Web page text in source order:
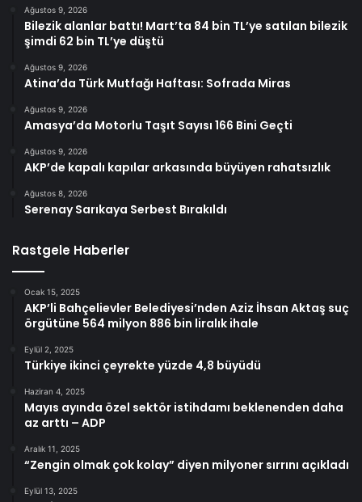
Ağustos 9, 2026
Bilezik alanlar battı! Mart’ta 84 bin TL’ye satılan bilezik
şimdi 62 bin TL’ye düştü
Ağustos 9, 2026
Atina’da Türk Mutfağı Haftası: Sofrada Miras
Ağustos 9, 2026
Amasya’da Motorlu Taşıt Sayısı 166 Bini Geçti
Ağustos 9, 2026
AKP’de kapalı kapılar arkasında büyüyen rahatsızlık
Ağustos 8, 2026
Serenay Sarıkaya Serbest Bırakıldı
Rastgele Haberler
Ocak 15, 2025
AKP’li Bahçelievler Belediyesi’nden Aziz İhsan Aktaş suç
örgütüne 564 milyon 886 bin liralık ihale
Eylül 2, 2025
Türkiye ikinci çeyrekte yüzde 4,8 büyüdü
Haziran 4, 2025
Mayıs ayında özel sektör istihdamı beklenenden daha
az arttı – ADP
Aralık 11, 2025
“Zengin olmak çok kolay” diyen milyoner sırrını açıkladı
Eylül 13, 2025